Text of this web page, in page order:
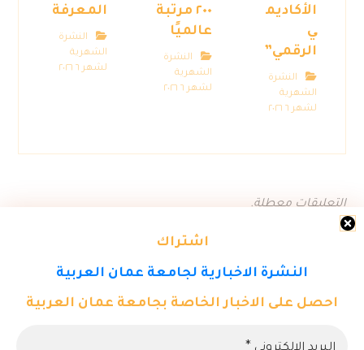
اشتراك
النشرة الاخبارية لجامعة عمان العربية
احصل على الاخبار الخاصة بجامعة عمان العربية
الأكاديم
ي
الرقمي”
النشرة
الشهرية
لشهر ٦ ٢٠٢٦
٢٠٠ مرتبة
عالميًا
النشرة
الشهرية
لشهر ٦ ٢٠٢٦
المعرفة
النشرة
الشهرية
لشهر ٦ ٢٠٢٦
التعليقات معطلة.